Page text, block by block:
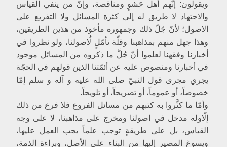
اتّجاه التأليف في تلك الفترة
البحث الاصولي في تلك الفترة
انتصار علم الاصول وظهور مدرسةٍ جديدة
نصّ يصوِّر الصراع مع الحركة الأخبارية
استخلاص
مصادر الإلهام للفكر الاصولي‏
عطاء الفكر الاصولي وإبداعه
الحكم الشرعي وتقسيمه‏
تقسيم الحكم إلى تكليفيٍّ ووضعي
أقسام الحكم التكليفي
بحوث علم الاصول‏
تنويع البحث‏
العنصر المشترك بين النوعين
ويقولون: إنّهم أهل حَشوٍ ومناقصة، وإنّ من ينفي القياس
والاجتهاد لا طريق له إلى كثرة المسائل ولا التفريع على
الاصول؛ لأنّ جُلّ ذلك وجمهوره مأخوذ من هذين الطريقين،
وهذا جهل منهم بمذاهبنا وقلّة تأمّلٍ لُاصولنا، ولو نظروا في
أخبارنا وفقهنا لعلموا أنّ جُلَّ ما ذكروه من المسائل موجود
في أخبارنا ومنصوص عليه عن أئمّتنا الذين قولهم في الحجّة
يجري مجرى قول النبيّ صلى الله عليه و آله و سلم إمّا
خصوصاً، أو عموماً، أو تصريحاً، أو تلويحاً.
وأمّا ما كثَّروا به كتبهم من مسائل الفروع فلا فرع من ذلك
إلّاوله مدخل في اصولنا ومخرج على مذاهبنا، لا على وجه
القياس، بل على طريقةٍ توجب علماً يجب العمل عليها،
ويسوغ المصير إليها من البناء على الأصل، وبراءة الذمة،